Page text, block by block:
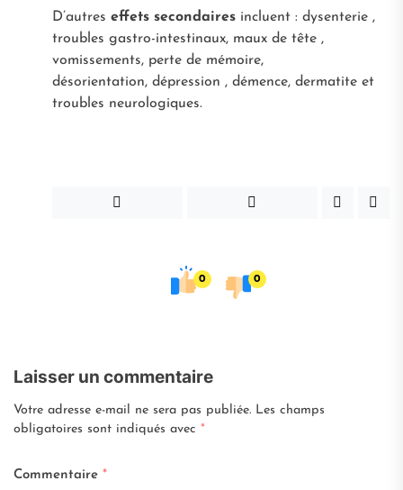
D’autres effets secondairesincluent : dysenterie ,
troubles gastro-intestinaux, maux de tête ,
vomissements, perte de mémoire,
désorientation, dépression , démence, dermatite et
troubles neurologiques.
0 0
Laisser un commentaire
Votre adresse e-mail ne sera pas publiée. Les champs
obligatoires sont indiqués avec *
Commentaire *